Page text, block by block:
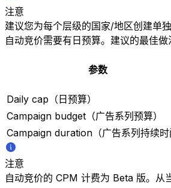
注意
建议您为每个层级的国家/地区创建单
自动竞价需要有日预算。建议的最佳做
参数
Daily cap（日预算）
Campaign budget（广告系列预算）
Campaign duration（广告系列持续时
注意
自动竞价的 CPM 计费为 Beta 版。从